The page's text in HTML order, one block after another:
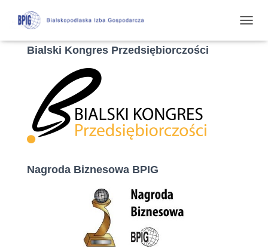
R
Bialski Kongres Przedsiębiorczości
Nagroda Biznesowa BPIG